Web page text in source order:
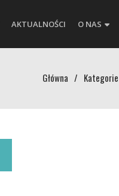
AKTUALNOŚCI O NAS
Główna / Kategorie